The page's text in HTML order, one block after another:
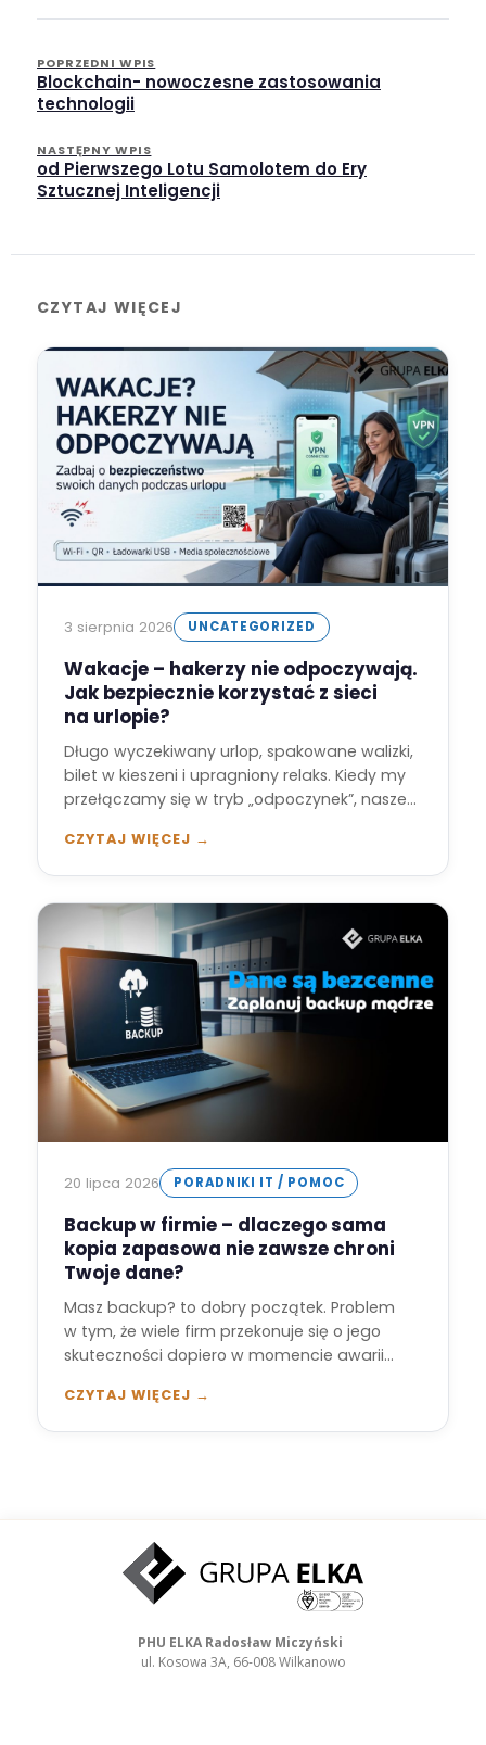
POPRZEDNI WPIS
Blockchain- nowoczesne zastosowania
technologii
NASTĘPNY WPIS
od Pierwszego Lotu Samolotem do Ery
Sztucznej Inteligencji
CZYTAJ WIĘCEJ
3 sierpnia 2026 UNCATEGORIZED
Wakacje – hakerzy nie odpoczywają.
Jak bezpiecznie korzystać z sieci
na urlopie?
Długo wyczekiwany urlop, spakowane walizki,
bilet w kieszeni i upragniony relaks. Kiedy my
przełączamy się w tryb „odpoczynek”, nasze
CZYTAJ WIĘCEJ →
20 lipca 2026 PORADNIKI IT / POMOC
Backup w firmie – dlaczego sama
kopia zapasowa nie zawsze chroni
Twoje dane?
Masz backup? to dobry początek. Problem
w tym, że wiele firm przekonuje się o jego
skuteczności dopiero w momencie awarii…
CZYTAJ WIĘCEJ →
PHU ELKA Radosław Miczyński
ul. Kosowa 3A, 66-008 Wilkanowo